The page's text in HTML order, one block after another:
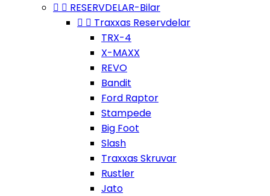
  RESERVDELAR-Bilar
  Traxxas Reservdelar
TRX-4
X-MAXX
REVO
Bandit
Ford Raptor
Stampede
Big Foot
Slash
Traxxas Skruvar
Rustler
Jato